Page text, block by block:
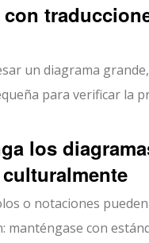
con
un diagrama
para verificar la
los
o notaciones
manténgase con